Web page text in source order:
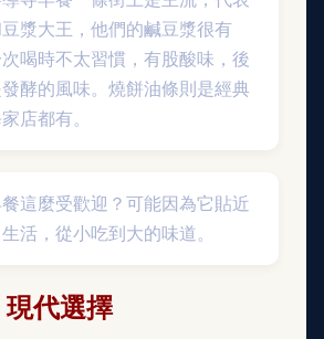
漿大王，他們的鹹豆漿很有
喝時不太習慣，有股酸味，後
酵的風味。燒餅油條則是經典
店都有。
這麼受歡迎？可能因為它貼近
活，從小吃到大的味道。
代選擇